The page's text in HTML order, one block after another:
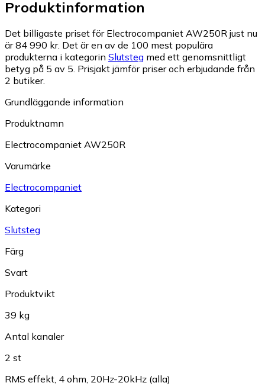
Produktinformation
Det billigaste priset för Electrocompaniet AW250R just nu
är 84 990 kr. Det är en av de 100 mest populära
produkterna i kategorin Slutsteg med ett genomsnittligt
betyg på 5 av 5. Prisjakt jämför priser och erbjudande från
2 butiker.
Grundläggande information
Produktnamn
Electrocompaniet AW250R
Varumärke
Electrocompaniet
Kategori
Slutsteg
Färg
Svart
Produktvikt
39 kg
Antal kanaler
2 st
RMS effekt, 4 ohm, 20Hz-20kHz (alla)